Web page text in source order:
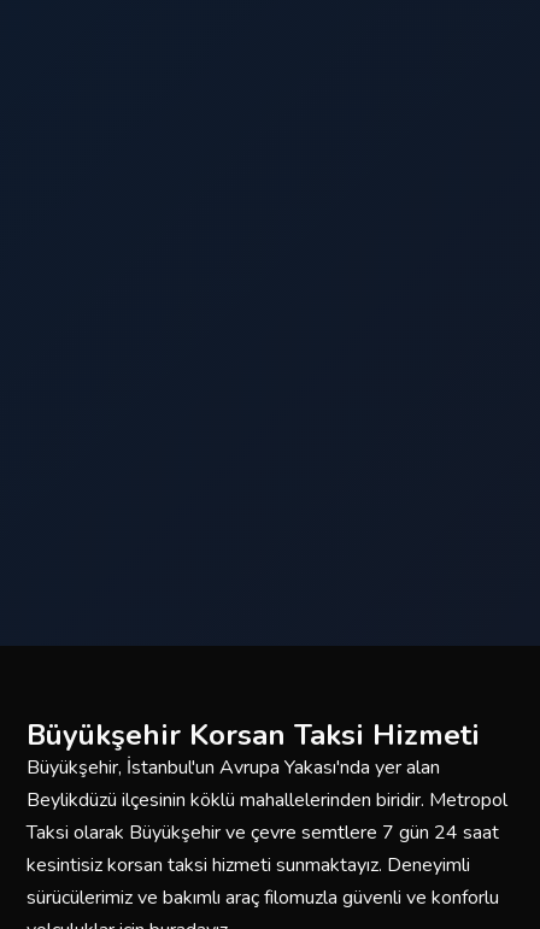
Büyükşehir Korsan Taksi Hizmeti
Büyükşehir, İstanbul'un Avrupa Yakası'nda yer alan
Beylikdüzü ilçesinin köklü mahallelerinden biridir. Metropol
Taksi olarak Büyükşehir ve çevre semtlere 7 gün 24 saat
kesintisiz korsan taksi hizmeti sunmaktayız. Deneyimli
sürücülerimiz ve bakımlı araç filomuzla güvenli ve konforlu